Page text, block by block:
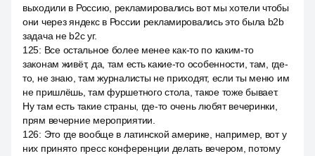
выходили в Россию, рекламировались вот мы хотели чтобы
они через яндекс в России рекламировались это была b2b
задача не b2c уг.
125: Все остальное более менее как-то по каким-то
законам живёт, да, там есть какие-то особенности, там, где-
то, не знаю, там журналисты не приходят, если ты меню им
не пришлёшь, там фуршетного стола, такое тоже бывает.
Ну там есть такие страны, где-то очень любят вечеринки,
прям вечерние мероприятии.
126: Это где вообще в латинской америке, например, вот у
них принято пресс конференции делать вечером, потому